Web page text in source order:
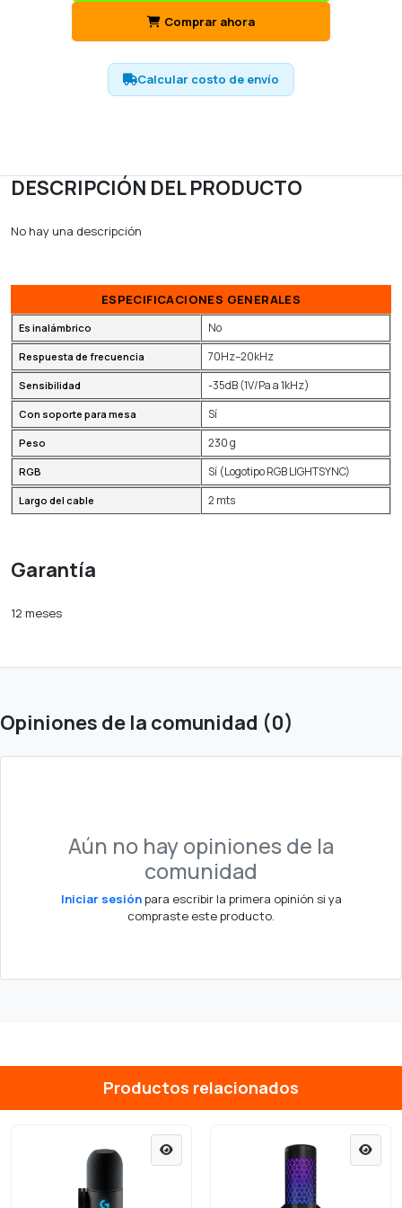
Comprar ahora
Calcular costo de envío
DESCRIPCIÓN DEL PRODUCTO
No hay una descripción
ESPECIFICACIONES GENERALES
Es inalámbrico No
Respuesta de frecuencia 70Hz–20kHz
Sensibilidad -35dB (1V/Pa a 1kHz)
Con soporte para mesa Sí
Peso 230 g
RGB Sí (Logotipo RGB LIGHTSYNC)
Largo del cable 2 mts
Garantía
12 meses
Opiniones de la comunidad (0)
Aún no hay opiniones de la
comunidad
Iniciar sesiónpara escribir la primera opinión si ya
compraste este producto.
Productos relacionados